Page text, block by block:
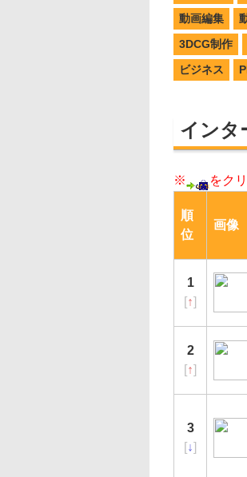
動画編集
3DCG制作
ビジネス
インタ
※ をク
順
位
画像
1
[↑]
2
[↑]
3
[↓]